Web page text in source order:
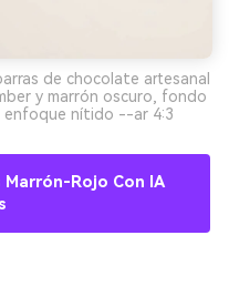
de chocolate artesanal
y marrón oscuro, fondo
enfoque nítido --ar 4:3
Marrón-Rojo Con IA